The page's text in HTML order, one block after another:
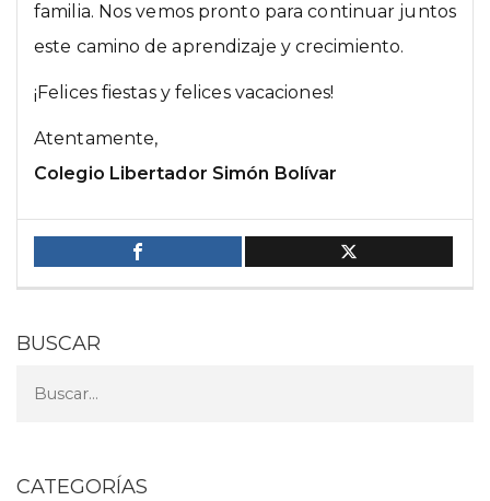
familia. Nos vemos pronto para continuar juntos
este camino de aprendizaje y crecimiento.
¡Felices fiestas y felices vacaciones!
Atentamente,
Colegio Libertador Simón Bolívar
BUSCAR
CATEGORÍAS